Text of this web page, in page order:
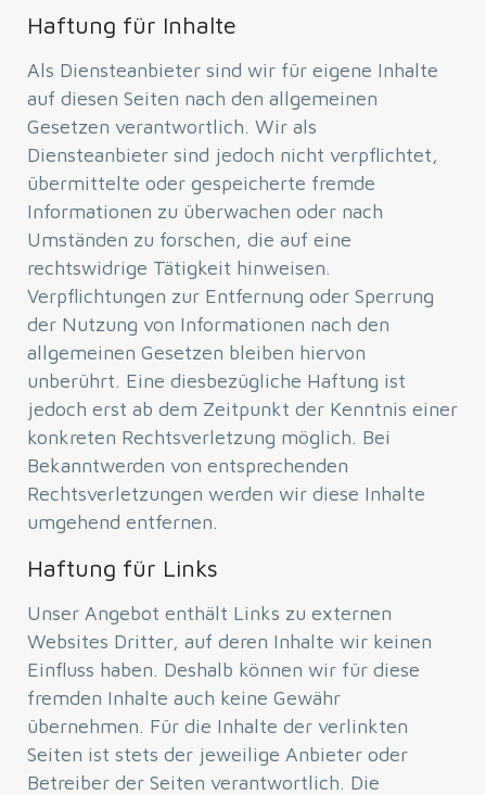
Haftung für Inhalte
Als Diensteanbieter sind wir für eigene Inhalte
auf diesen Seiten nach den allgemeinen
Gesetzen verantwortlich. Wir als
Diensteanbieter sind jedoch nicht verpflichtet,
übermittelte oder gespeicherte fremde
Informationen zu überwachen oder nach
Umständen zu forschen, die auf eine
rechtswidrige Tätigkeit hinweisen.
Verpflichtungen zur Entfernung oder Sperrung
der Nutzung von Informationen nach den
allgemeinen Gesetzen bleiben hiervon
unberührt. Eine diesbezügliche Haftung ist
jedoch erst ab dem Zeitpunkt der Kenntnis einer
konkreten Rechtsverletzung möglich. Bei
Bekanntwerden von entsprechenden
Rechtsverletzungen werden wir diese Inhalte
umgehend entfernen.
Haftung für Links
Unser Angebot enthält Links zu externen
Websites Dritter, auf deren Inhalte wir keinen
Einfluss haben. Deshalb können wir für diese
fremden Inhalte auch keine Gewähr
übernehmen. Für die Inhalte der verlinkten
Seiten ist stets der jeweilige Anbieter oder
Betreiber der Seiten verantwortlich. Die